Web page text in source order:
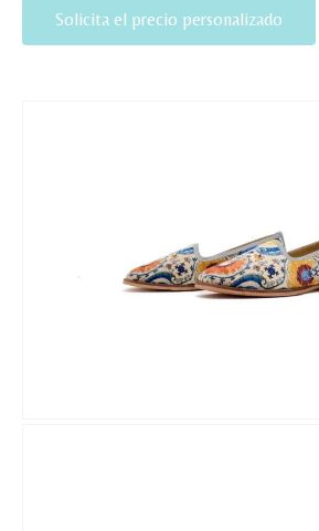
Solicita el precio personalizado